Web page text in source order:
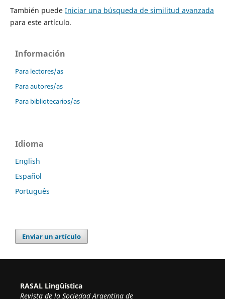
También puede Iniciar una búsqueda de similitud avanzada
para este artículo.
Información
Para lectores/as
Para autores/as
Para bibliotecarios/as
Idioma
English
Español
Português
Enviar un artículo
RASAL Lingüística
Revista de la Sociedad Argentina de